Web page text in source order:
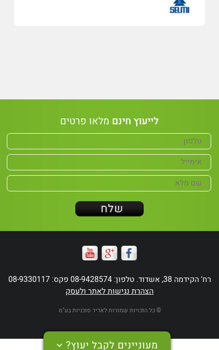
לייעוץ חינם מלאו פרטים
רח' הקידמה 38, אשדוד. טלפון: 08-9428574 פקס: 08-9330117
הצהרת נגישות לאתר ולעסק
© כל הזכויות שמורות לאדיר סוכניות בע"מ